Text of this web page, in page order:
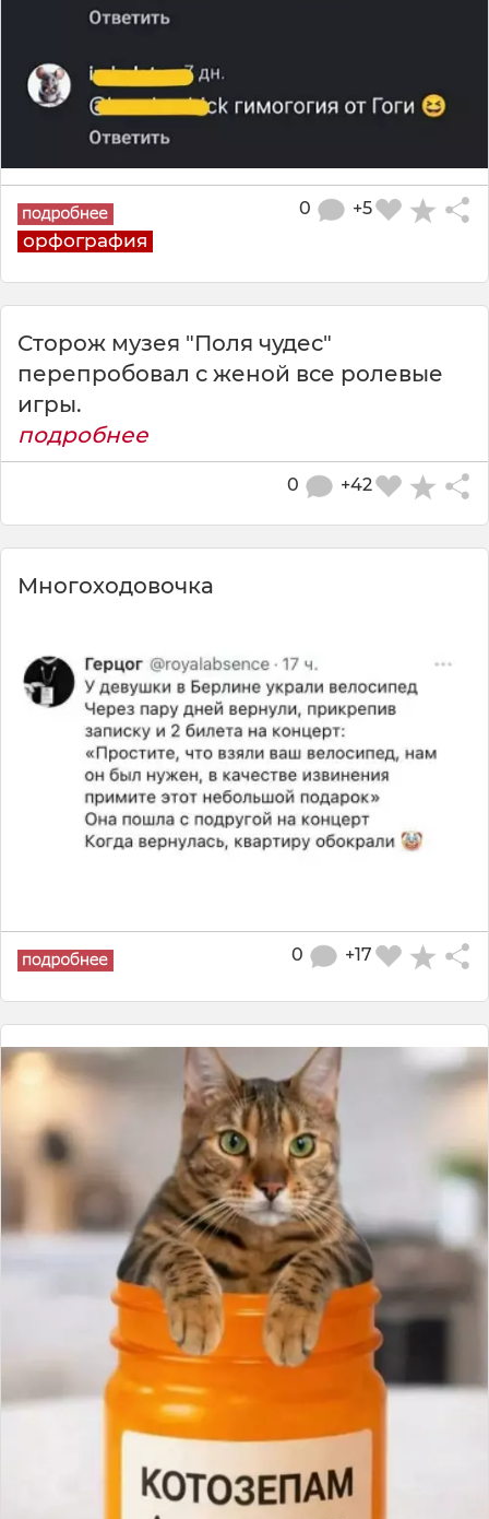
орфография
+5
0
Сторож музея "Поля чудес"
перепробовал с женой все ролевые
игры.
подробнее
+42
0
Многоходовочка
+17
0